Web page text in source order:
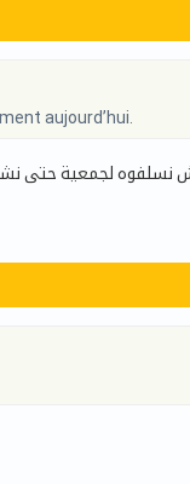
aujourd’hui.
نسلفوه لجمعية حتى